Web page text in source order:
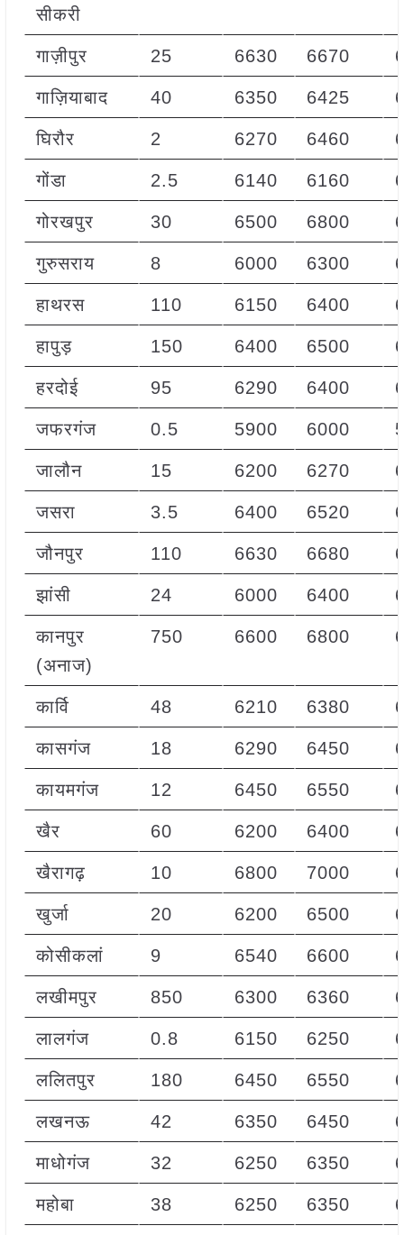
सीकरी
गाज़ीपुर 25 6630 6670
गाज़ियाबाद 40 6350 6425
घिरौर 2 6270 6460
गोंडा 2.5 6140 6160
गोरखपुर 30 6500 6800
गुरुसराय 8 6000 6300
हाथरस 110 6150 6400
हापुड़ 150 6400 6500
हरदोई 95 6290 6400
जफरगंज 0.5 5900 6000
जालौन 15 6200 6270
जसरा 3.5 6400 6520
जौनपुर 110 6630 6680
झांसी 24 6000 6400
कानपुर
(अनाज)
750 6600 6800
कार्वि 48 6210 6380
कासगंज 18 6290 6450
कायमगंज 12 6450 6550
खैर 60 6200 6400
खैरागढ़ 10 6800 7000
खुर्जा 20 6200 6500
कोसीकलां 9 6540 6600
लखीमपुर 850 6300 6360
लालगंज 0.8 6150 6250
ललितपुर 180 6450 6550
लखनऊ 42 6350 6450
माधोगंज 32 6250 6350
महोबा 38 6250 6350